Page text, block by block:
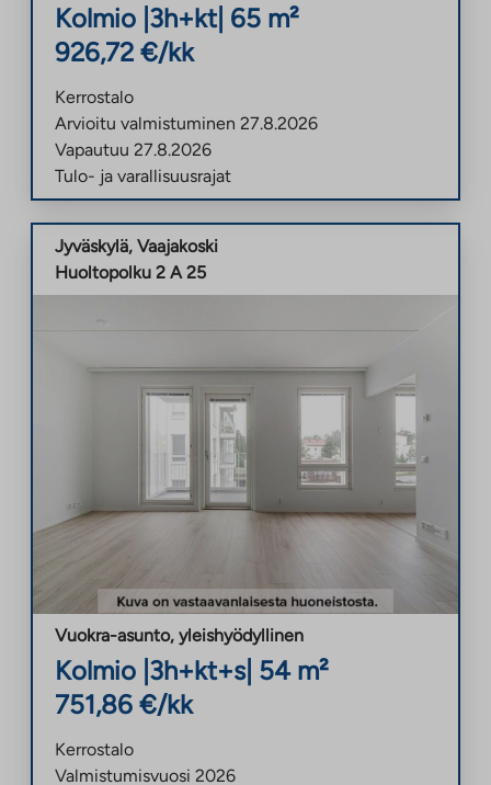
Kolmio 3h+kt| 65 m²
926,72 €/kk
Kerrostalo
Arvioitu valmistuminen 27.8.2026
Vapautuu 27.8.2026
Tulo- ja varallisuusrajat
Jyväskylä, Vaajakoski
Huoltopolku 2 A 25
Vuokra-asunto, yleishyödyllinen
Kolmio 3h+kt+s| 54 m²
751,86 €/kk
Kerrostalo
Valmistumisvuosi 2026